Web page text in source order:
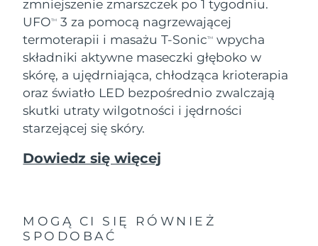
zmniejszenie zmarszczek po 1 tygodniu.
UFOTM
3 za pomocą nagrzewającej
termoterapii i masażu T-SonicTM
wpycha
składniki aktywne maseczki głęboko w
skórę, a ujędrniająca, chłodząca krioterapia
oraz światło LED bezpośrednio zwalczają
skutki utraty wilgotności i jędrności
starzejącej się skóry.
Dowiedz się więcej
MOGĄ CI SIĘ RÓWNIEŻ
SPODOBAĆ